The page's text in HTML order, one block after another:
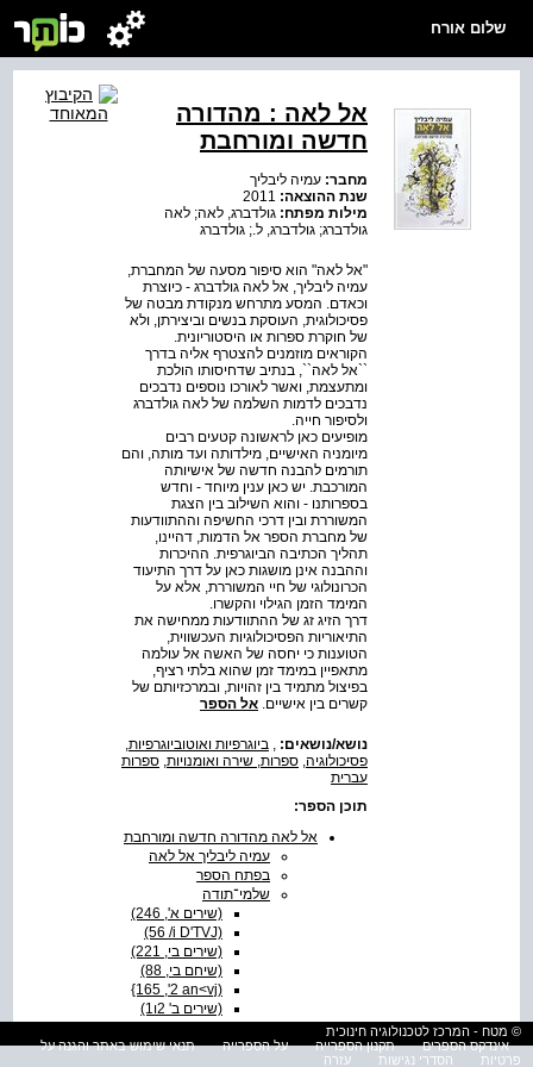
שלום אורח
אל לאה : מהדורה
חדשה ומורחבת
מחבר: עמיה ליבליך
שנת ההוצאה:
מילות מפתח: גולדברג, לאה; לאה
גולדברג; גולדברג, ל.; גולדברג
"אל לאה" הוא סיפור מסעה של המחברת,
עמיה ליבליך, אל לאה גולדברג - כיוצרת
וכאדם. המסע מתרחש מנקודת מבטה של
פסיכולוגית, העוסקת בנשים וביצירתן, ולא
של חוקרת ספרות או היסטוריונית.
הקוראים מוזמנים להצטרף אליה בדרך
``אל לאה``, בנתיב שדחיסותו הולכת
ומתעצמת, ואשר לאורכו נוספים נדבכים
נדבכים לדמות השלמה של לאה גולדברג
ולסיפור חייה.
מופיעים כאן לראשונה קטעים רבים
מיומניה האישיים, מילדותה ועד מותה, והם
תורמים להבנה חדשה של אישיותה
המורכבת. יש כאן ענין מיוחד - וחדש
בספרותנו - והוא השילוב בין הצגת
המשוררת ובין דרכי החשיפה וההתוודעות
של מחברת הספר אל הדמות, דהיינו,
תהליך הכתיבה הביוגרפית. ההיכרות
וההבנה אינן מושגות כאן על דרך התיעוד
הכרונולוגי של חיי המשוררת, אלא על
המימד הזמן הגילוי והקשרו.
דרך הזיג זג של ההתוודעות ממחישה את
התיאוריות הפסיכולוגיות העכשווית,
הטוענות כי יחסה של האשה אל עולמה
מתאפיין במימד זמן שהוא בלתי רציף,
בפיצול מתמיד בין זהויות, ובמרכזיותם של
קשרים בין אישיים. אל הספר
נושא/נושאים: ביוגרפיות ואוטוביוגרפיות
פסיכולוגיה ספרות, שירה ואומנויות ספרות
עברית
תוכן הספר:
אל לאה מהדורה חדשה ומורחבת
עמיה ליבליך אל לאה
בפתח הספר
שלמי־תודה
(שירים ‭(246 ,'א‬
‭(56 /i D'TVJ)‬
(שירים בי, ‭(221‬
(שיחם בי, ‭(88‬
‭{165 ,'2 an<vj)‬
(שירים ב' 2ו‭(1‬
‭(113 ,112 , 'n
GM'W)‬
© מטח - המרכז לטכנולוגיה חינוכית
אינדקס הספרים
תקנון הספרייה על הספרייה
תנאי שימוש באתר והגנה על
פרטיות
הסדרי נגישות עזרה